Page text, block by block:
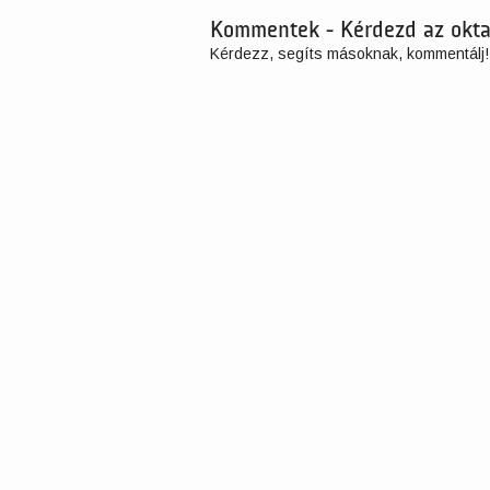
Kommentek - Kérdezd az
Kérdezz, segíts másoknak, kommentálj!